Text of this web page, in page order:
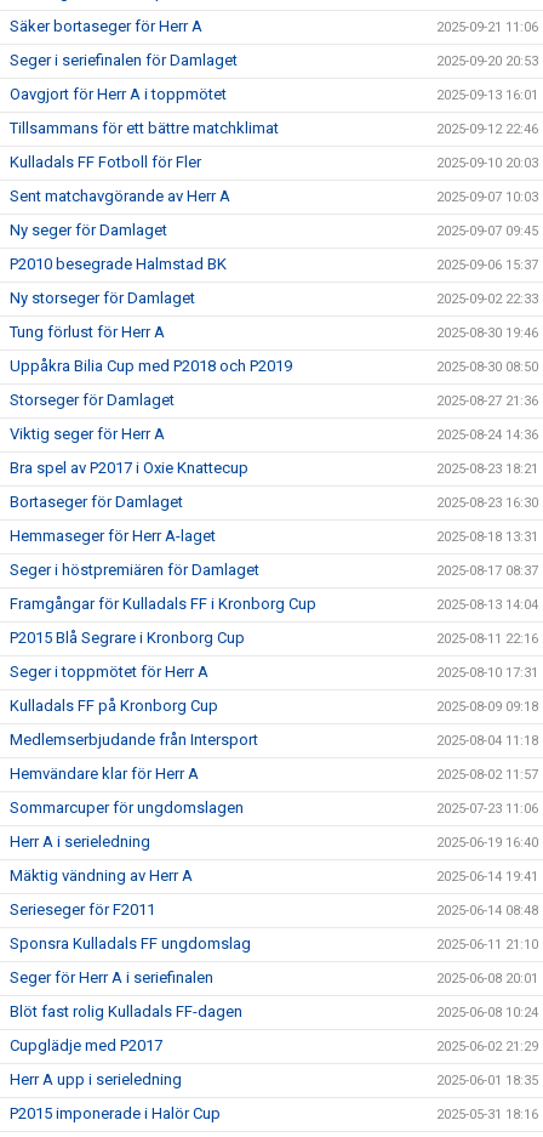
Säker bortaseger för Herr A 2025-09-21 11:06
Seger i seriefinalen för Damlaget 2025-09-20 20:53
Oavgjort för Herr A i toppmötet 2025-09-13 16:01
Tillsammans för ett bättre matchklimat 2025-09-12 22:46
Kulladals FF Fotboll för Fler 2025-09-10 20:03
Sent matchavgörande av Herr A 2025-09-07 10:03
Ny seger för Damlaget 2025-09-07 09:45
P2010 besegrade Halmstad BK 2025-09-06 15:37
Ny storseger för Damlaget 2025-09-02 22:33
Tung förlust för Herr A 2025-08-30 19:46
Uppåkra Bilia Cup med P2018 och P2019 2025-08-30 08:50
Storseger för Damlaget 2025-08-27 21:36
Viktig seger för Herr A 2025-08-24 14:36
Bra spel av P2017 i Oxie Knattecup 2025-08-23 18:21
Bortaseger för Damlaget 2025-08-23 16:30
Hemmaseger för Herr A-laget 2025-08-18 13:31
Seger i höstpremiären för Damlaget 2025-08-17 08:37
Framgångar för Kulladals FF i Kronborg Cup 2025-08-13 14:04
P2015 Blå Segrare i Kronborg Cup 2025-08-11 22:16
Seger i toppmötet för Herr A 2025-08-10 17:31
Kulladals FF på Kronborg Cup 2025-08-09 09:18
Medlemserbjudande från Intersport 2025-08-04 11:18
Hemvändare klar för Herr A 2025-08-02 11:57
Sommarcuper för ungdomslagen 2025-07-23 11:06
Herr A i serieledning 2025-06-19 16:40
Mäktig vändning av Herr A 2025-06-14 19:41
Serieseger för F2011 2025-06-14 08:48
Sponsra Kulladals FF ungdomslag 2025-06-11 21:10
Seger för Herr A i seriefinalen 2025-06-08 20:01
Blöt fast rolig Kulladals FF-dagen 2025-06-08 10:24
Cupglädje med P2017 2025-06-02 21:29
Herr A upp i serieledning 2025-06-01 18:35
P2015 imponerade i Halör Cup 2025-05-31 18:16